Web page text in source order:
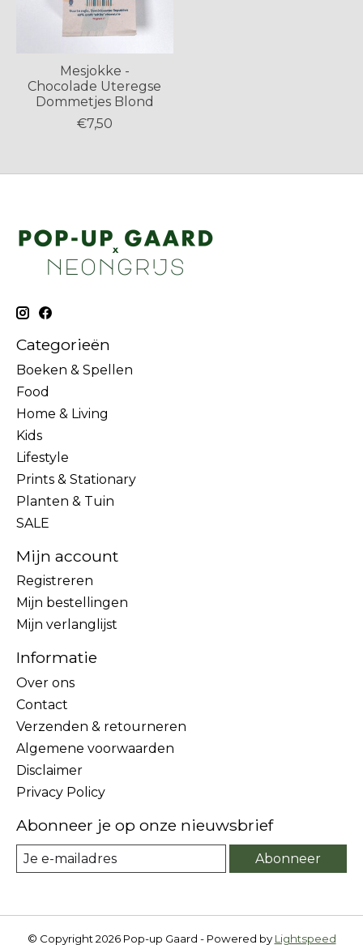
Mesjokke -
Chocolade Uteregse
Dommetjes Blond
€7,50
Categorieën
Boeken & Spellen
Food
Home & Living
Kids
Lifestyle
Prints & Stationary
Planten & Tuin
SALE
Mijn account
Registreren
Mijn bestellingen
Mijn verlanglijst
Informatie
Over ons
Contact
Verzenden & retourneren
Algemene voorwaarden
Disclaimer
Privacy Policy
Abonneer je op onze nieuwsbrief
Abonneer
© Copyright 2026 Pop-up Gaard - Powered by Lightspeed